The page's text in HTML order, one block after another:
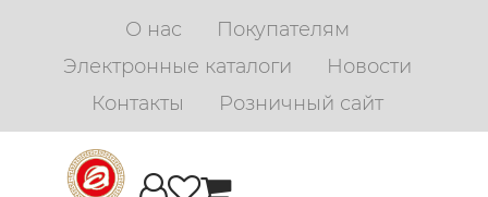
О нас
Покупателям
Электронные каталоги
Новости
Контакты
Розничный сайт